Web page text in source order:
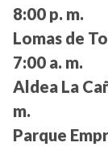
8:00 p. m.
Lomas de
7:00 a. m.
Aldea La
m.
Parque